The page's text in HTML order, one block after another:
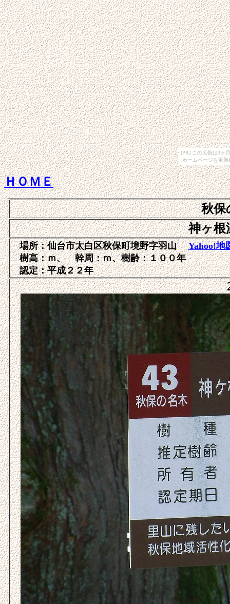
[PR] この広告は3ヶ
ホームページを更
ＨＯＭＥ
秋
神ヶ根
場所：仙台市太白区秋保町境野字羽山
Yahoo!地
樹高：ｍ、 幹周：ｍ、樹齢：１００年
認定：平成２２年